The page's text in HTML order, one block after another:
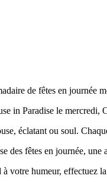
de fêtes en journée
in Paradise le
éclatant ou soul.
des fêtes en journée,
votre humeur, effectuez